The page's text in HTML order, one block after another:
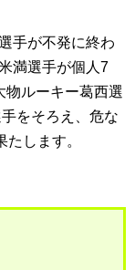
手が不発に終わ
満選手が個人7
物ルーキー葛西選
をそろえ、危な
します。